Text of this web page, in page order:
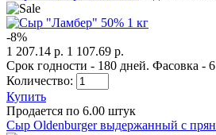
-8%
1 207.14 р. 1 107.69 р.
Срок годности - 180 дней. Фасовка -
Количество:
Купить
Продается по 6.00 штук
Сыр Oldenburger выдержанный с